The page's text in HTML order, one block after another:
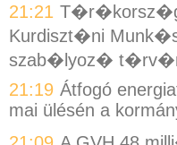
21:21
Kurdiszt�ni
szab�lyoz�
21:19 Átfogó
mai ülésén a